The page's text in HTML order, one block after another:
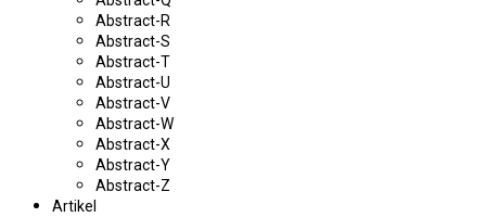
Abstract-R
Abstract-S
Abstract-T
Abstract-U
Abstract-V
Abstract-W
Abstract-X
Abstract-Y
Abstract-Z
Artikel